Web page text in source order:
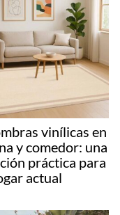
vinílicas en
y comedor: una
práctica para
actual